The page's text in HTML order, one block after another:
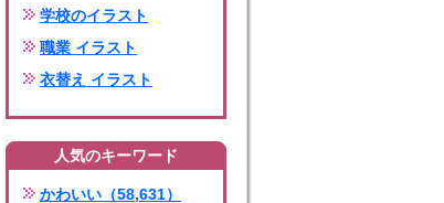
学校のイラスト
職業 イラスト
衣替え イラスト
人気のキーワード
かわいい（58,631）